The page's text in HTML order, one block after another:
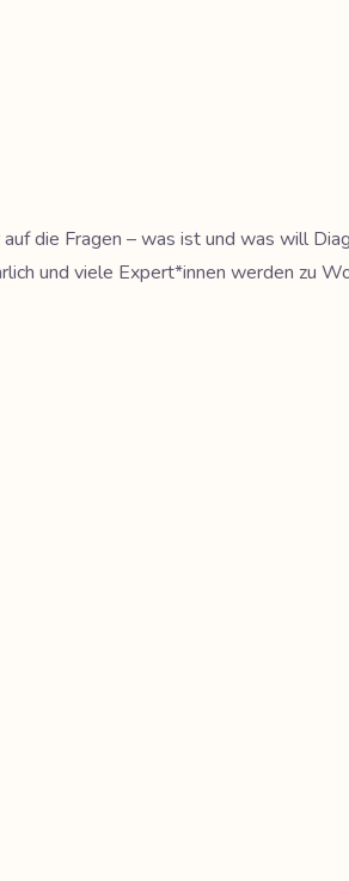
die Fragen – was ist und was will
und viele Expert*innen werden zu